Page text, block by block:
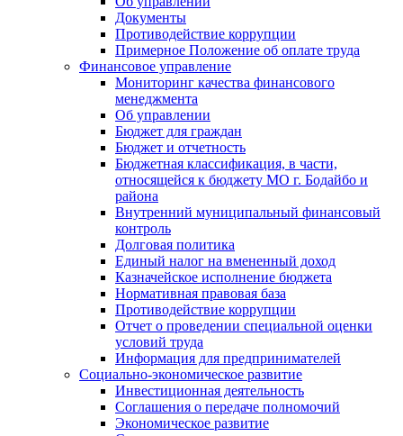
Документы
Противодействие коррупции
Примерное Положение об оплате труда
Финансовое управление
Мониторинг качества финансового
менеджмента
Об управлении
Бюджет для граждан
Бюджет и отчетность
Бюджетная классификация, в части,
относящейся к бюджету МО г. Бодайбо и
района
Внутренний муниципальный финансовый
контроль
Долговая политика
Единый налог на вмененный доход
Казначейское исполнение бюджета
Нормативная правовая база
Противодействие коррупции
Отчет о проведении специальной оценки
условий труда
Информация для предпринимателей
Социально-экономическое развитие
Инвестиционная деятельность
Соглашения о передаче полномочий
Экономическое развитие